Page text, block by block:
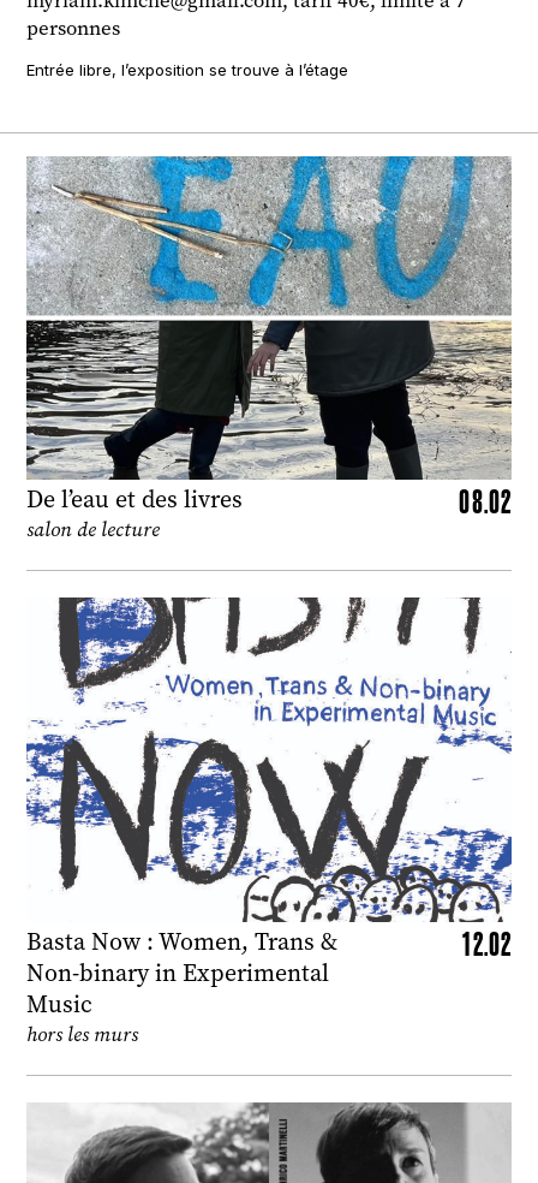
personnes
Entrée libre, l’exposition se trouve à l’étage
De l’eau et des livres 08.02
salon de lecture
Basta Now : Women, Trans &
Non-binary in Experimental
Music
12.02
hors les murs